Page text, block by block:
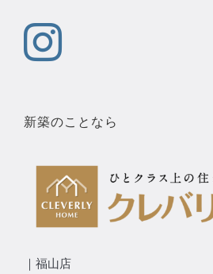
新築のことなら
｜福山店